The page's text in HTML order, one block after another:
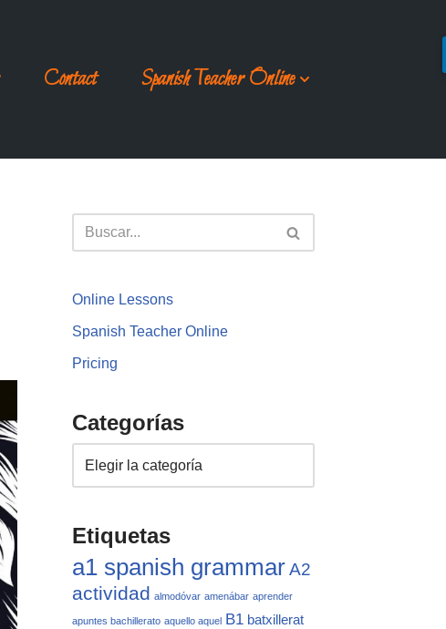
Contact Spanish Teacher Online
Online Lessons
Spanish Teacher Online
Pricing
Categorías
Etiquetas
a1 spanish grammarA2
actividad almodóvar amenábar aprender
apuntes bachillerato aquello aquel B1 batxillerat